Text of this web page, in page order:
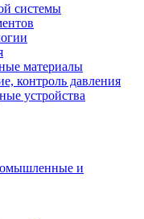
системы
материалы
контроль давления
устройства
и